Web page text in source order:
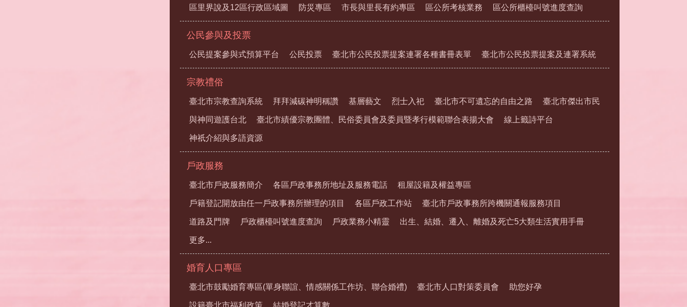
區里界說及12區行政區域圖 防災專區 市長與里長有約專區 區公所考核業務 區公所櫃檯叫號進度查詢
公民參與及投票
公民提案參與式預算平台 公民投票 臺北市公民投票提案連署各種書冊表單 臺北市公民投票提案及連署系統
宗教禮俗
臺北市宗教查詢系統 拜拜減碳神明稱讚 基層藝文 烈士入祀 臺北市不可遺忘的自由之路 臺北市傑出市民
與神同遊護台北 臺北市績優宗教團體、民俗委員會及委員暨孝行模範聯合表揚大會 線上籤詩平台
神祇介紹與多語資源
戶政服務
臺北市戶政服務簡介 各區戶政事務所地址及服務電話 租屋設籍及權益專區
戶籍登記開放由任一戶政事務所辦理的項目 各區戶政工作站 臺北市戶政事務所跨機關通報服務項目
道路及門牌 戶政櫃檯叫號進度查詢 戶政業務小精靈 出生、結婚、遷入、離婚及死亡5大類生活實用手冊
更多...
婚育人口專區
臺北市鼓勵婚育專區(單身聯誼、情感關係工作坊、聯合婚禮) 臺北市人口對策委員會 助您好孕
設籍臺北市福利政策 結婚登記才算數